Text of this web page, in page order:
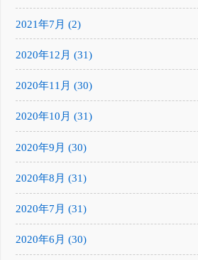
2021年7月 (2)
2020年12月 (31)
2020年11月 (30)
2020年10月 (31)
2020年9月 (30)
2020年8月 (31)
2020年7月 (31)
2020年6月 (30)